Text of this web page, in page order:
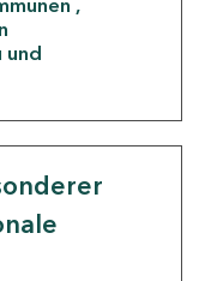
und